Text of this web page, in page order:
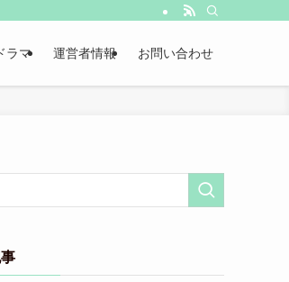
ラマ 運営者情報 お問い合わせ